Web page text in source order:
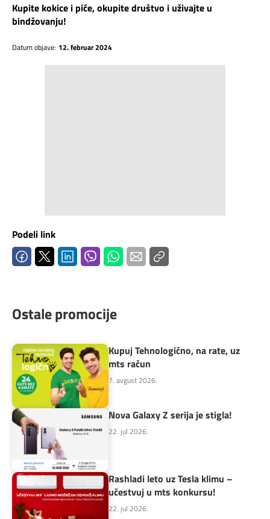
Kupite kokice i piće, okupite društvo i uživajte u
bindžovanju!
Datum objave: 12. februar 2024
Podeli link
Ostale promocije
Kupuj Tehnologično, na rate, uz
mts račun
7. avgust 2026.
Nova Galaxy Z serija je stigla!
22. jul 2026.
Rashladi leto uz Tesla klimu –
učestvuj u mts konkursu!
22. jul 2026.